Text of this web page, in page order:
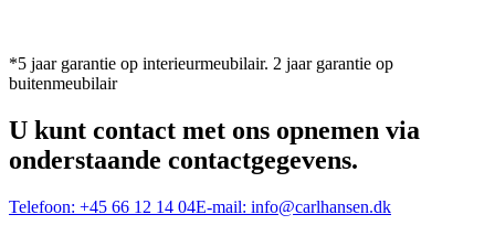
*5 jaar garantie op interieurmeubilair. 2 jaar garantie op
buitenmeubilair
U kunt contact met ons opnemen via
onderstaande contactgegevens.
Telefoon: +45 66 12 14 04E-mail: info@carlhansen.dk